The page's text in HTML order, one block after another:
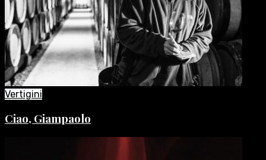
Vertigini
Ciao, Giampaolo